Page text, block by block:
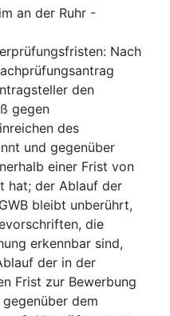
an der Ruhr -
: Nach
den
gegen
des
und gegenüber
einer Frist von
hat; der Ablauf der
bleibt unberührt,
die
erkennbar sind,
der in der
Frist zur Bewerbung
dem